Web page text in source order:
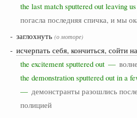
the last match sputtered out leaving
погасла последняя спичка, и мы
- заглохнуть (о моторе)
- исчерпать себя, кончиться, сойти
the excitement sputtered out —
the demonstration sputtered out in a
— демонстранты разошлись
полицией